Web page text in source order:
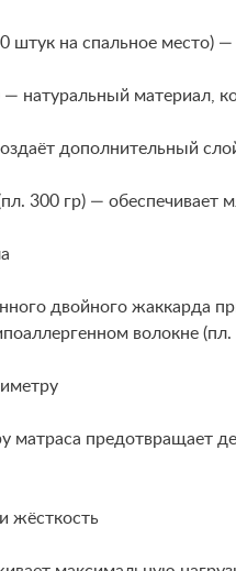
на спальное место)
натуральный материал,
дополнительный
300 гр) — обеспечивает
двойного жаккарда
волокне
матраса предотвращает
жёсткость